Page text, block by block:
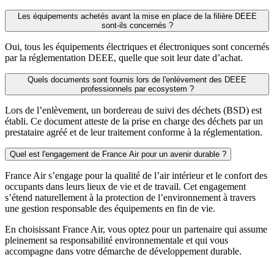
Les équipements achetés avant la mise en place de la filière DEEE
sont-ils concernés ?
Oui, tous les équipements électriques et électroniques sont concernés
par la réglementation DEEE, quelle que soit leur date d’achat.
Quels documents sont fournis lors de l'enlèvement des DEEE
professionnels par ecosystem ?
Lors de l’enlèvement, un bordereau de suivi des déchets (BSD) est
établi. Ce document atteste de la prise en charge des déchets par un
prestataire agréé et de leur traitement conforme à la réglementation.
Quel est l'engagement de France Air pour un avenir durable ?
France Air s’engage pour la qualité de l’air intérieur et le confort des
occupants dans leurs lieux de vie et de travail. Cet engagement
s’étend naturellement à la protection de l’environnement à travers
une gestion responsable des équipements en fin de vie.
En choisissant France Air, vous optez pour un partenaire qui assume
pleinement sa responsabilité environnementale et qui vous
accompagne dans votre démarche de développement durable.